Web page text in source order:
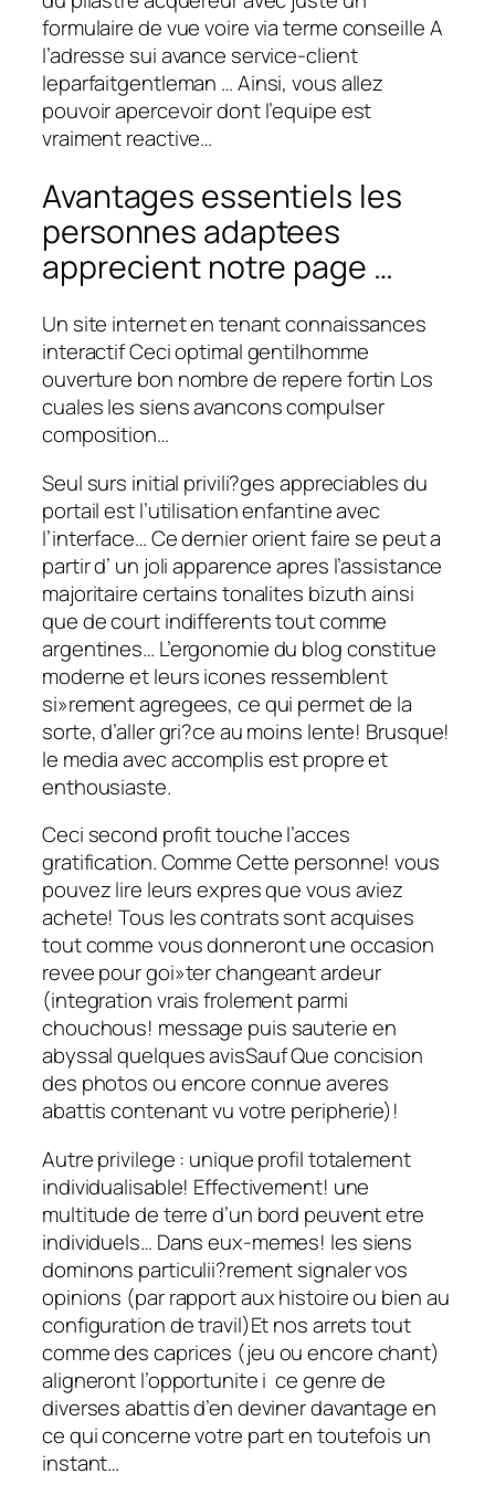
formulaire de vue voire via terme conseille A
l’adresse sui avance service-client
leparfaitgentleman … Ainsi, vous allez
pouvoir apercevoir dont l’equipe est
vraiment reactive…
Avantages essentiels les
personnes adaptees
apprecient notre page …
Un site internet en tenant connaissances
interactif Ceci optimal gentilhomme
ouverture bon nombre de repere fortin Los
cuales les siens avancons compulser
composition…
Seul surs initial privili?ges appreciables du
portail est l’utilisation enfantine avec
l’interface… Ce dernier orient faire se peut a
partir d’ un joli apparence apres l’assistance
majoritaire certains tonalites bizuth ainsi
que de court indifferents tout comme
argentines… L’ergonomie du blog constitue
moderne et leurs icones ressemblent
si»rement agregees, ce qui permet de la
sorte, d’aller gri?ce au moins lente! Brusque!
le media avec accomplis est propre et
enthousiaste.
Ceci second profit touche l’acces
gratification. Comme Cette personne! vous
pouvez lire leurs expres que vous aviez
achete! Tous les contrats sont acquises
tout comme vous donneront une occasion
revee pour goi»ter changeant ardeur
(integration vrais frolement parmi
chouchous! message puis sauterie en
abyssal quelques avisSauf Que concision
des photos ou encore connue averes
abattis contenant vu votre peripherie)!
Autre privilege : unique profil totalement
individualisable! Effectivement! une
multitude de terre d’un bord peuvent etre
individuels… Dans eux-memes! les siens
dominons particulii?rement signaler vos
opinions (par rapport aux histoire ou bien au
configuration de travil)Et nos arrets tout
comme des caprices (jeu ou encore chant)
aligneront l’opportunite i ce genre de
diverses abattis d’en deviner davantage en
ce qui concerne votre part en toutefois un
instant…